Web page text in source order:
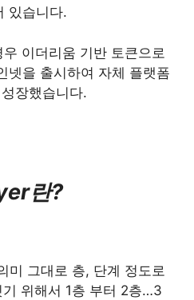
있습니다.
이더리움 기반 토큰으로
넷을 출시하여 자체 플랫폼
장했습니다.
란?
미 그대로 층, 단계 정도로
위해서 1층 부터 2층…3